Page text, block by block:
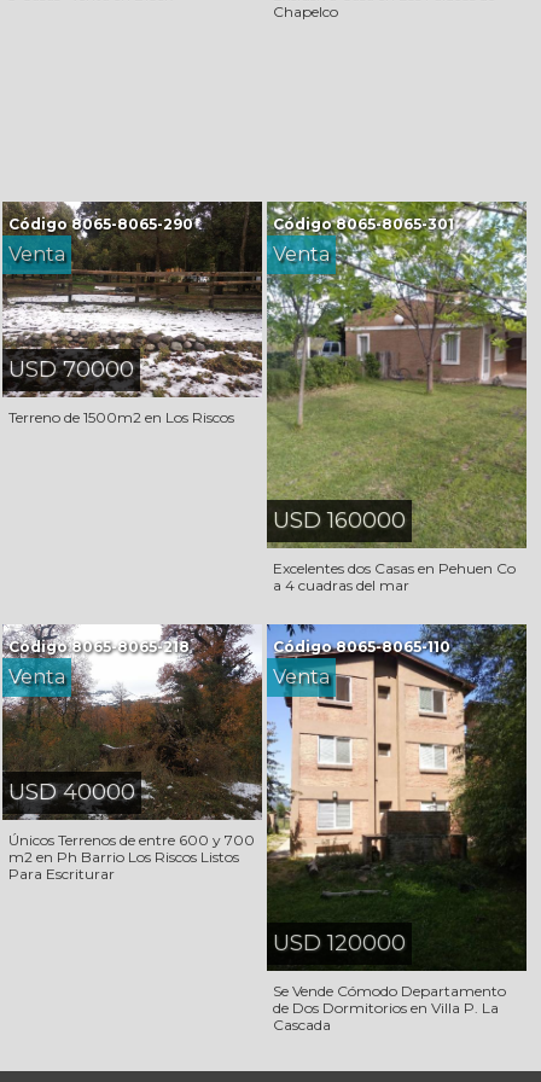
Chapelco
Código8065-8065-290
Venta
USD 70000
Terreno de 1500m2 en Los Riscos
Código8065-8065-301
Venta
USD 160000
Excelentes dos Casas en Pehuen Co
a 4 cuadras del mar
Código8065-8065-218
Venta
USD 40000
Únicos Terrenos de entre 600 y 700
m2 en Ph Barrio Los Riscos Listos
Para Escriturar
Código8065-8065-110
Venta
USD 120000
Se Vende Cómodo Departamento
de Dos Dormitorios en Villa P. La
Cascada